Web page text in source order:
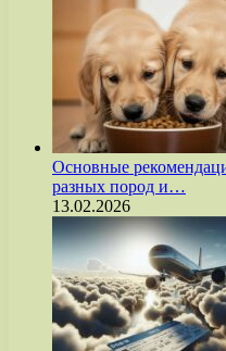
Основные
разных пород и…
13.02.2026